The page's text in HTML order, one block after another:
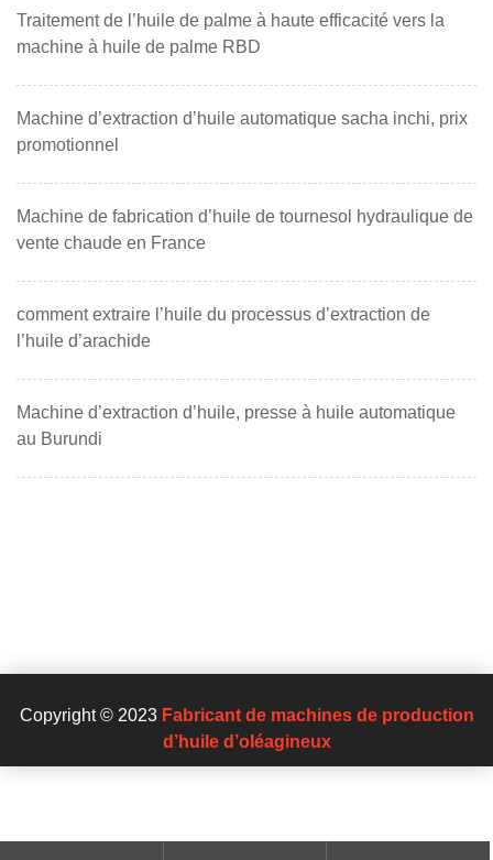
Traitement de l’huile de palme à haute efficacité vers la
machine à huile de palme RBD
Machine d’extraction d’huile automatique sacha inchi, prix
promotionnel
Machine de fabrication d’huile de tournesol hydraulique de
vente chaude en France
comment extraire l’huile du processus d’extraction de
l’huile d’arachide
Machine d’extraction d’huile, presse à huile automatique
au Burundi
Copyright © 2023 Fabricant de machines de production
d’huile d’oléagineux